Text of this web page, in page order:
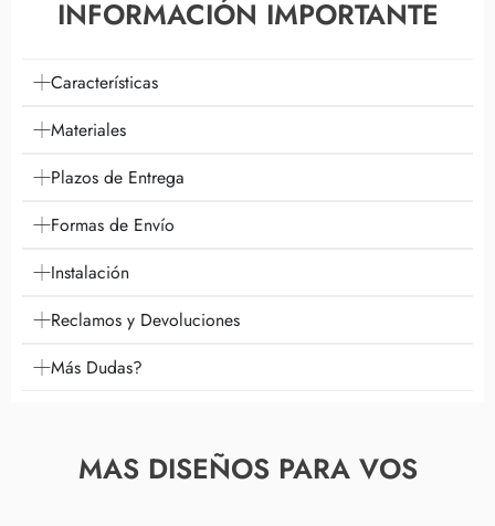
INFORMACIÓN IMPORTANTE
Características
Materiales
Plazos de Entrega
Formas de Envío
Instalación
Reclamos y Devoluciones
Más Dudas?
MAS DISEÑOS PARA VOS